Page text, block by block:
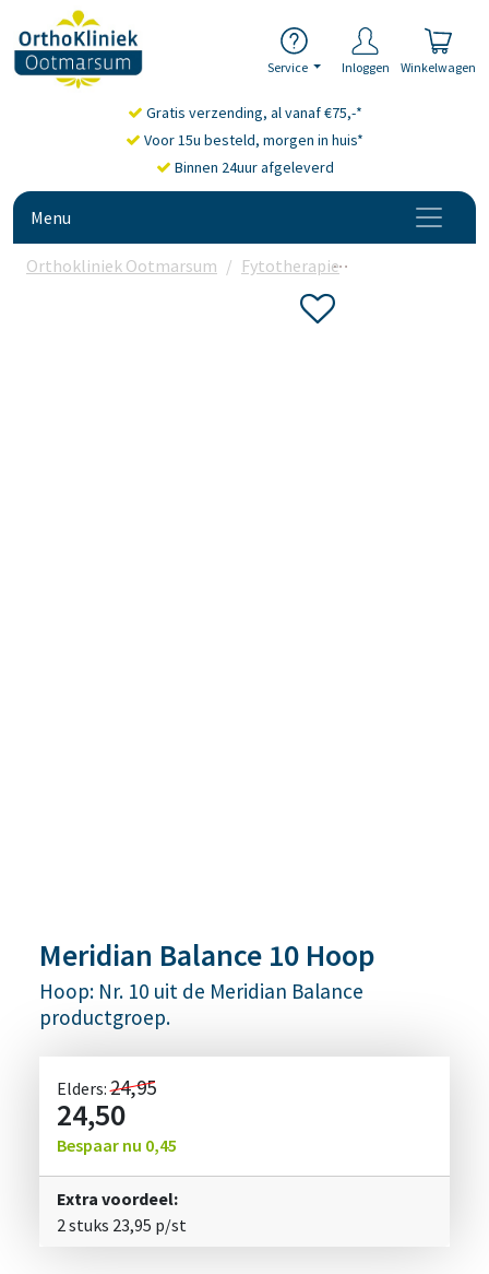
Service Inloggen Winkelwagen
Gratis verzending, al vanaf €75,-*
Voor 15u besteld, morgen in huis*
Binnen 24uur afgeleverd
Menu
Orthokliniek Ootmarsum Fytotherapie
Meridian Balance 10 Hoop
Hoop: Nr. 10 uit de Meridian Balance
productgroep.
Elders:24,95
24,50
Bespaar nu 0,45
Extra voordeel:
2 stuks 23,95 p/st